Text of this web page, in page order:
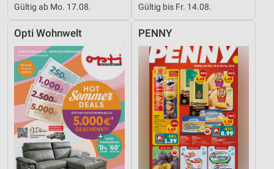
Gültig ab Mo. 17.08. Gültig bis Fr. 14.08.
Opti Wohnwelt PENNY